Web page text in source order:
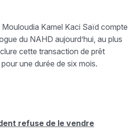
Kamel Kaci Saïd compte
du NAHD aujourd’hui, au plus
cette transaction de prêt
une durée de six mois.
refuse de le vendre